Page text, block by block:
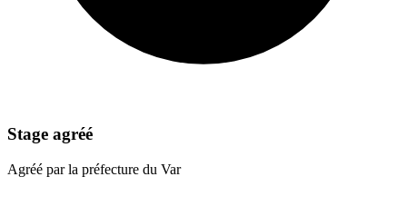
Stage agréé
Agréé par la préfecture du Var